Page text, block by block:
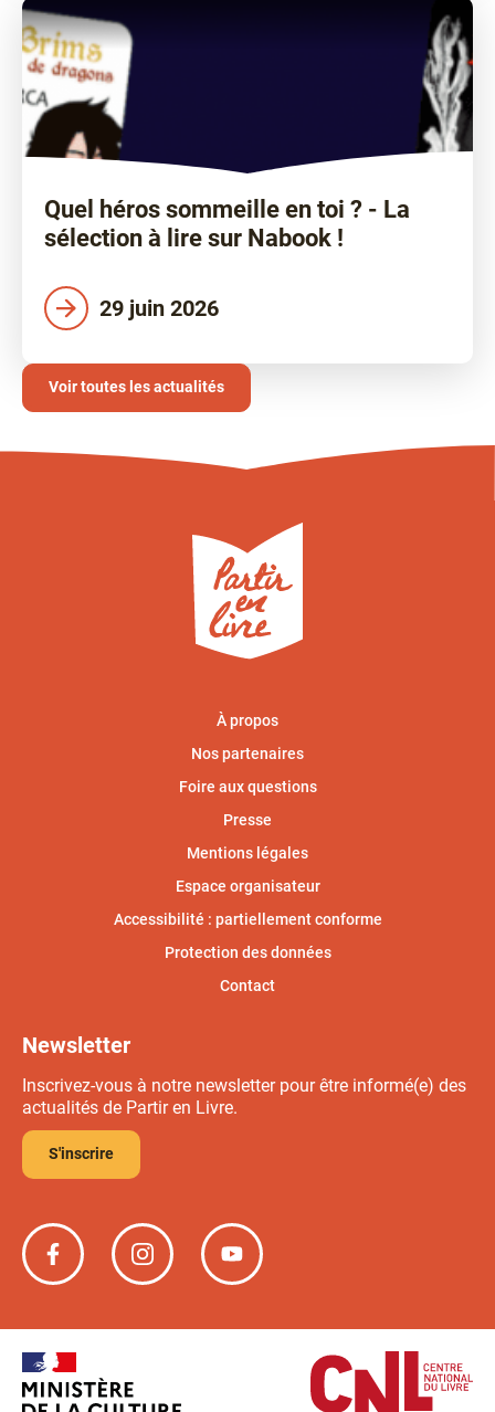
Quel héros sommeille en toi ? - La
sélection à lire sur Nabook !
29 juin 2026
Voir toutes les actualités
À propos
Nos partenaires
Foire aux questions
Presse
Mentions légales
Espace organisateur
Accessibilité : partiellement conforme
Protection des données
Contact
Newsletter
Inscrivez-vous à notre newsletter pour être informé(e) des
actualités de Partir en Livre.
S'inscrire
Partir
en
sur
Facebook
Partir
en
sur
Partir
en
sur